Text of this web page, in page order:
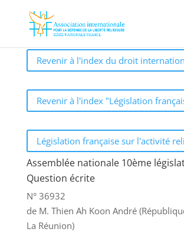
Revenir à l'index du droit
Revenir à l'index "Législation
Législation française sur l'activité
Assemblée nationale 10ème
Question écrite
N° 36932
de M. Thien Ah Koon André
La Réunion)